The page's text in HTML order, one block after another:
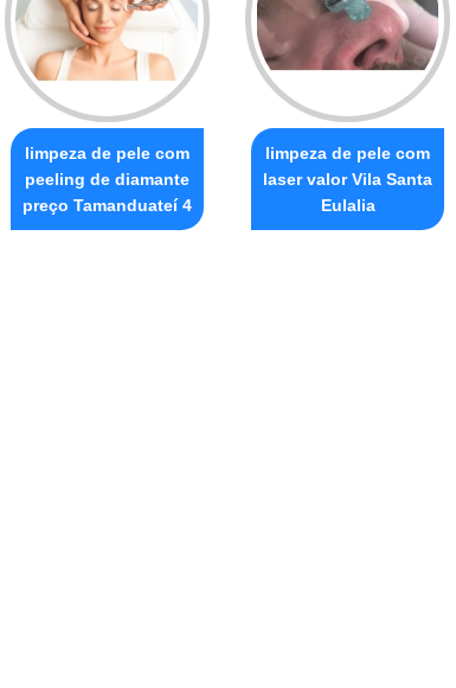
limpeza de pele com
peeling de diamante
preço Tamanduateí 4
limpeza de pele com
laser valor Vila Santa
Eulalia